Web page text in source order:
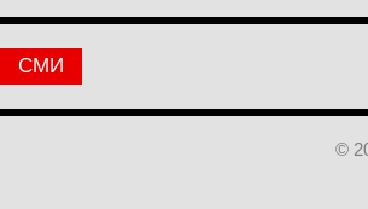
СМИ
©